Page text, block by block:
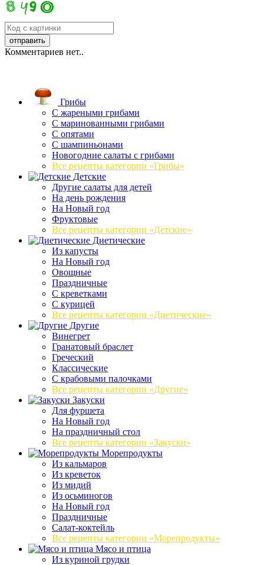
Комментариев нет..
Грибы
C жареными грибами
C маринованными грибами
C опятами
C шампиньонами
Новогодние салаты с грибами
Все рецепты категории «Грибы»
Детские
Другие салаты для детей
На день рождения
На Новый год
Фруктовые
Все рецепты категории «Детские»
Диетические
Из капусты
На Новый год
Овощные
Праздничные
С креветками
С курицей
Все рецепты категории «Диетические»
Другие
Винегрет
Гранатовый браслет
Греческий
Классические
С крабовыми палочками
Все рецепты категории «Другие»
Закуски
Для фуршета
На Новый год
На праздничный стол
Все рецепты категории «Закуски»
Морепродукты
Из кальмаров
Из креветок
Из мидий
Из осьминогов
На Новый год
Праздничные
Салат-коктейль
Все рецепты категории «Морепродукты»
Мясо и птица
Из куриной грудки